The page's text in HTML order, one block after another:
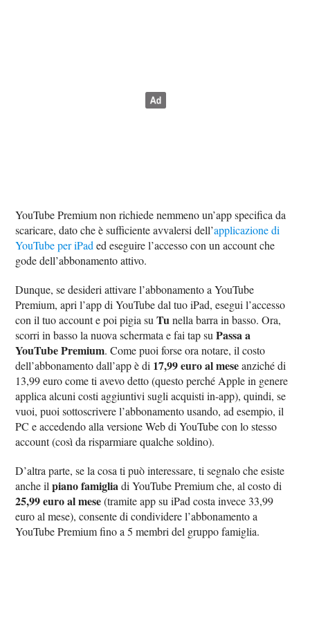
YouTube Premium non richiede nemmeno un’app specifica da
scaricare, dato che è sufficiente avvalersi dell’applicazione di
YouTube per iPad ed eseguire l’accesso con un account che
gode dell’abbonamento attivo.
Dunque, se desideri attivare l’abbonamento a YouTube
Premium, apri l’app di YouTube dal tuo iPad, esegui l’accesso
con il tuo account e poi pigia suTu nella barra in basso. Ora,
scorri in basso la nuova schermata e fai tap suPassa a
YouTube Premium. Come puoi forse ora notare, il costo
dell’abbonamento dall’app è di 17,99 euro al meseanziché di
13,99 euro come ti avevo detto (questo perché Apple in genere
applica alcuni costi aggiuntivi sugli acquisti in-app), quindi, se
vuoi, puoi sottoscrivere l’abbonamento usando, ad esempio, il
PC e accedendo alla versione Web di YouTube con lo stesso
account (così da risparmiare qualche soldino).
D’altra parte, se la cosa ti può interessare, ti segnalo che esiste
anche ilpiano famiglia di YouTube Premium che, al costo di
25,99 euro al mese(tramite app su iPad costa invece 33,99
euro al mese), consente di condividere l’abbonamento a
YouTube Premium fino a 5 membri del gruppo famiglia.